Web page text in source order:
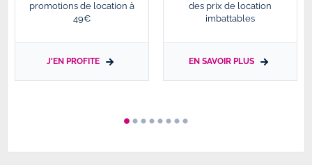
promotions de location à
49€
J'EN PROFITE
des prix de location
imbattables
EN SAVOIR PLUS